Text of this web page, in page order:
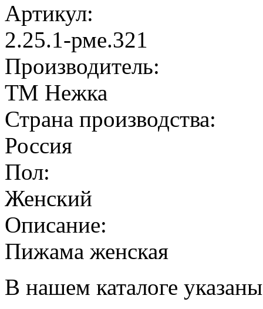
Артикул:
2.25.1-рме.321
Производитель:
ТМ Нежка
Страна производства:
Россия
Пол:
Женский
Описание:
Пижама женская
В нашем каталоге